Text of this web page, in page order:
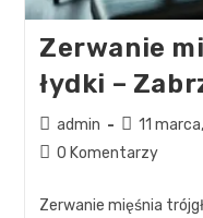
Zerwanie
łydki –
admin 11
0 Komentarzy
Zerwanie mięśnia